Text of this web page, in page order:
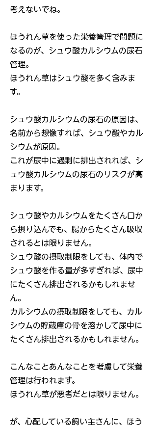
考えないでね。
ほうれん草を使った栄養管理で問題に
なるのが、シュウ酸カルシウムの尿石
管理。
ほうれん草はシュウ酸を多く含みま
す。
シュウ酸カルシウムの尿石の原因は、
名前から想像すれば、シュウ酸やカル
シウムが原因。
これが尿中に過剰に排出されれば、シ
ュウ酸カルシウムの尿石のリスクが高
まります。
シュウ酸やカルシウムをたくさん口か
ら摂り込んでも、腸からたくさん吸収
されるとは限りません。
シュウ酸の摂取制限をしても、体内で
シュウ酸を作る量が多すぎれば、尿中
にたくさん排出されるかもしれませ
ん。
カルシウムの摂取制限をしても、カル
シウムの貯蔵庫の骨を溶かして尿中に
たくさん排出されるかもしれません。
こんなことあんなことを考慮して栄養
管理は行われます。
ほうれん草が悪者だとは限りません。
が、心配している飼い主さんに、ほう